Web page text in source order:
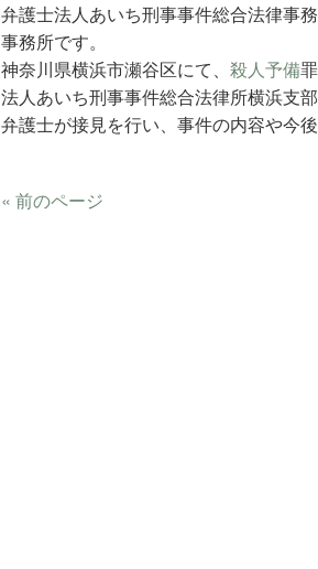
弁護士法人あいち刑事事件総合法律事
事務所です。
神奈川県横浜市瀬谷区にて、 殺人予備
法人あいち刑事事件総合法律所横浜支
弁護士が接見を行い、事件の内容や今
« 前のページ